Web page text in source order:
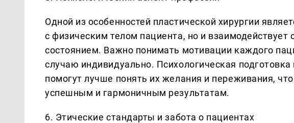
Одной из особенностей пластической хирургии
с физическим телом пациента, но и
состоянием. Важно понимать мотивации каждого
случаю индивидуально. Психологическая
помогут лучше понять их желания и переживания,
успешным и гармоничным результатам.
6. Этические стандарты и забота о пациентах